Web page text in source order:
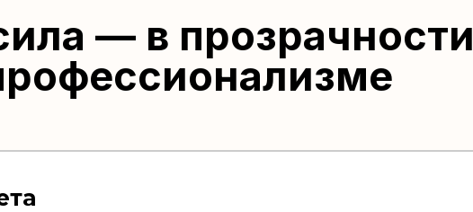
— в прозрачности